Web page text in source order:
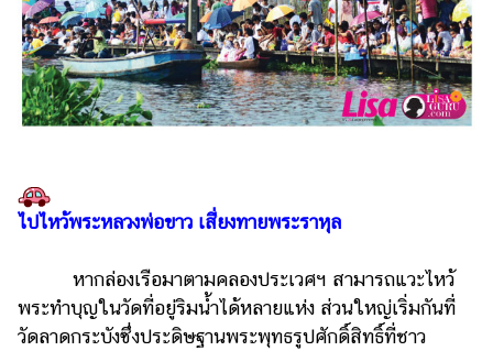
ไปไหว้พระหลวงพ่อขาว เสี่ยงทายพระราหุล
หากล่องเรือมาตามคลองประเวศฯ สามารถแวะไหว้
พระทำบุญในวัดที่อยู่ริมน้ำได้หลายแห่ง ส่วนใหญ่เริ่มกันที่
วัดลาดกระบังซึ่งประดิษฐานพระพุทธรูปศักดิ์สิทธิ์ที่ชาว